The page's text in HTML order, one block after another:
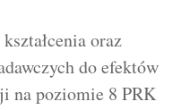
oraz
do efektów
na poziomie 8 PRK